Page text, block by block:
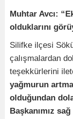
Muhtar Avcı:
olduklarını
Silifke ilçesi
çalışmalardan
teşekkürlerini
yağmurun
olduğundan
Başkanımız